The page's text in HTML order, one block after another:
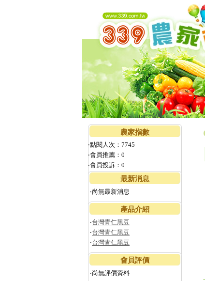
農家指數
‧點閱人次：7745
‧會員推薦：0
‧會員投訴：0
最新消息
‧尚無最新消息
產品介紹
‧台灣青仁黑豆
‧台灣青仁黑豆
‧台灣青仁黑豆
會員評價
‧尚無評價資料